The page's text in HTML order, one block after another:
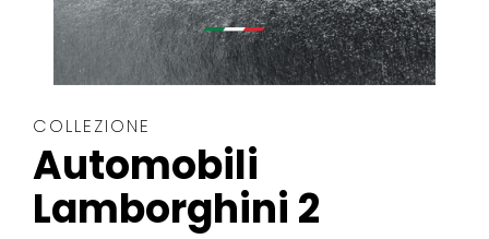
COLLEZIONE
Automobili
Lamborghini 2